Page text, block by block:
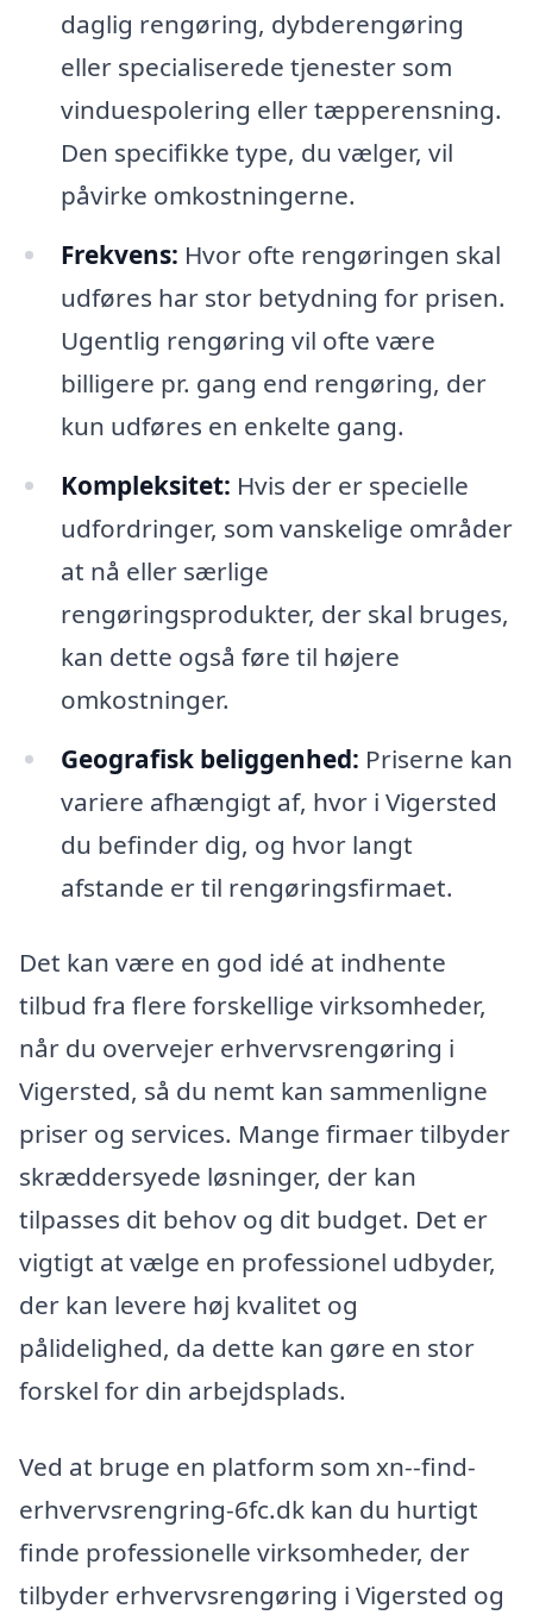
daglig rengøring, dybderengøring
eller specialiserede tjenester som
vinduespolering eller tæpperensning.
Den specifikke type, du vælger, vil
påvirke omkostningerne.
Frekvens: Hvor ofte rengøringen skal
udføres har stor betydning for prisen.
Ugentlig rengøring vil ofte være
billigere pr. gang end rengøring, der
kun udføres en enkelte gang.
Kompleksitet: Hvis der er specielle
udfordringer, som vanskelige områder
at nå eller særlige
rengøringsprodukter, der skal bruges,
kan dette også føre til højere
omkostninger.
Geografisk beliggenhed: Priserne kan
variere afhængigt af, hvor i Vigersted
du befinder dig, og hvor langt
afstande er til rengøringsfirmaet.
Det kan være en god idé at indhente
tilbud fra flere forskellige virksomheder,
når du overvejer erhvervsrengøring i
Vigersted, så du nemt kan sammenligne
priser og services. Mange firmaer tilbyder
skræddersyede løsninger, der kan
tilpasses dit behov og dit budget. Det er
vigtigt at vælge en professionel udbyder,
der kan levere høj kvalitet og
pålidelighed, da dette kan gøre en stor
forskel for din arbejdsplads.
Ved at bruge en platform som xn--find-
erhvervsrengring-6fc.dk kan du hurtigt
finde professionelle virksomheder, der
tilbyder erhvervsrengøring i Vigersted og